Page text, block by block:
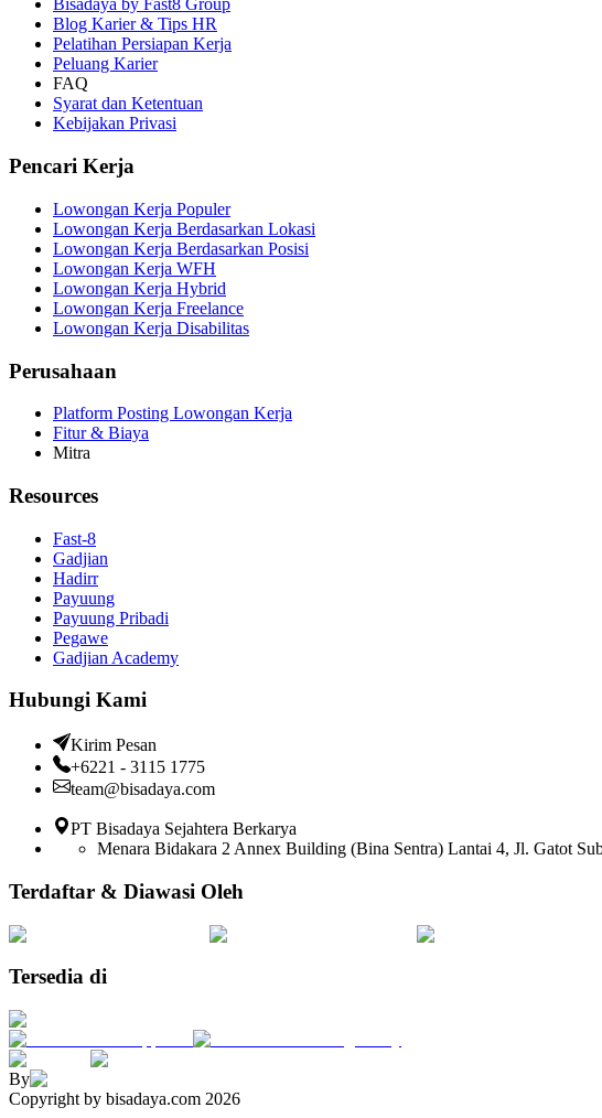
Bisadaya by Fast8 Group
Blog Karier & Tips HR
Pelatihan Persiapan Kerja
Peluang Karier
FAQ
Syarat dan Ketentuan
Kebijakan Privasi
Pencari Kerja
Lowongan Kerja Populer
Lowongan Kerja Berdasarkan Lokasi
Lowongan Kerja Berdasarkan Posisi
Lowongan Kerja WFH
Lowongan Kerja Hybrid
Lowongan Kerja Freelance
Lowongan Kerja Disabilitas
Perusahaan
Platform Posting Lowongan Kerja
Fitur & Biaya
Mitra
Resources
Fast-8
Gadjian
Hadirr
Payuung
Payuung Pribadi
Pegawe
Gadjian Academy
Hubungi Kami
Kirim Pesan
+6221 - 3115 1775
team@bisadaya.com
PT Bisadaya Sejahtera Berkarya
Menara Bidakara 2 Annex Building (Bina Sentra) Lantai 4, Jl. Gatot
Terdaftar & Diawasi Oleh
Tersedia di
By
Copyright by bisadaya.com 2026